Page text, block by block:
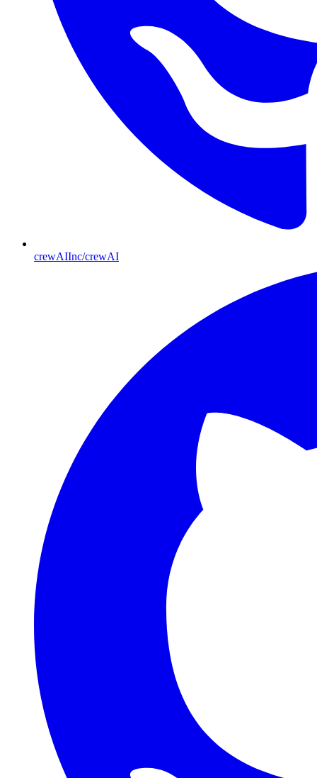
crewAIInc/crewAI